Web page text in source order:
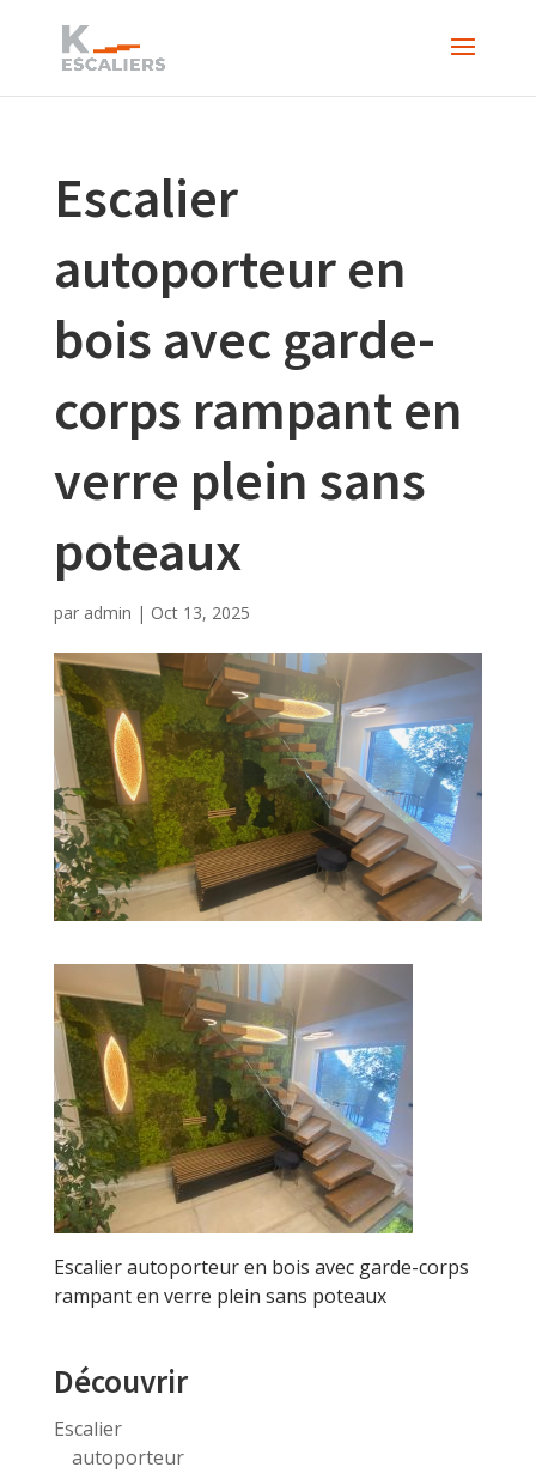
Escalier
autoporteur en
bois avec garde-
corps rampant en
verre plein sans
poteaux
par admin | Oct 13, 2025
Escalier autoporteur en bois avec garde-corps
rampant en verre plein sans poteaux
Découvrir
Escalier
autoporteur